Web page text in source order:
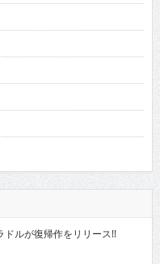
ルが復帰作をリリース!!